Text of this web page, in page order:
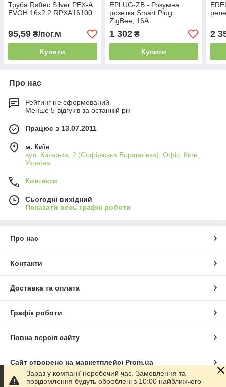
Труба Raftec Silver PEX-A
EVOH 16x2.2 RPXA16100
95,59 ₴/пог.м
Купити
EPLUG-ZB - Розумна
розетка Smart Plug
ZigBee, 16А
1 302₴
Купити
2
Про нас
Рейтинг не сформований
Менше 5 відгуків за останній рік
Працює з 13.07.2011
м. Київ
вул. Київська, 2 (Софіївська Борщагівка), Офіс, Київ,
Україна
Контакти
Сьогодні вихідний
Показати весь графік роботи
Про нас
Контакти
Доставка та оплата
Графік роботи
Повна версія сайту
Сайт створено на маркетплейсі Prom.ua
Зараз у компанії неробочий час. Замовлення та
повідомлення будуть оброблені з 10:00 найближчого